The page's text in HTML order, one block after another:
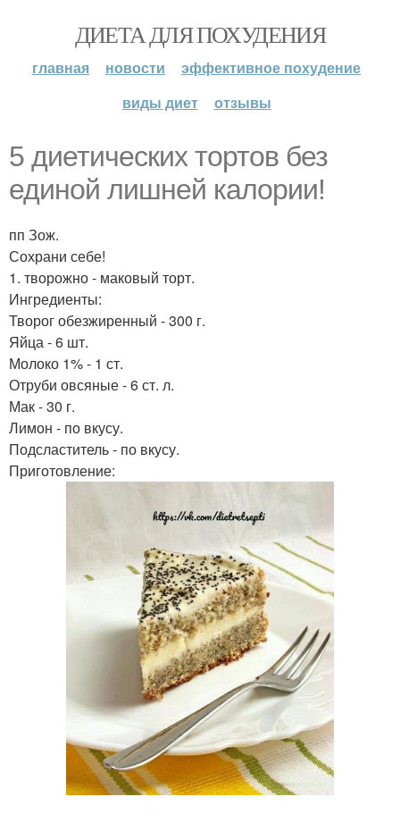
ДИЕТА ДЛЯ ПОХУДЕНИЯ
главная новости
эффективное похудение
виды диет
отзывы
5 диетических тортов без
единой лишней калории!
пп Зож.
Сохрани себе!
1. творожно - маковый торт.
Ингредиенты:
Творог обезжиренный - 300 г.
Яйца - 6 шт.
Молоко 1% - 1 ст.
Отруби овсяные - 6 ст. л.
Мак - 30 г.
Лимон - по вкусу.
Подсластитель - по вкусу.
Приготовление: